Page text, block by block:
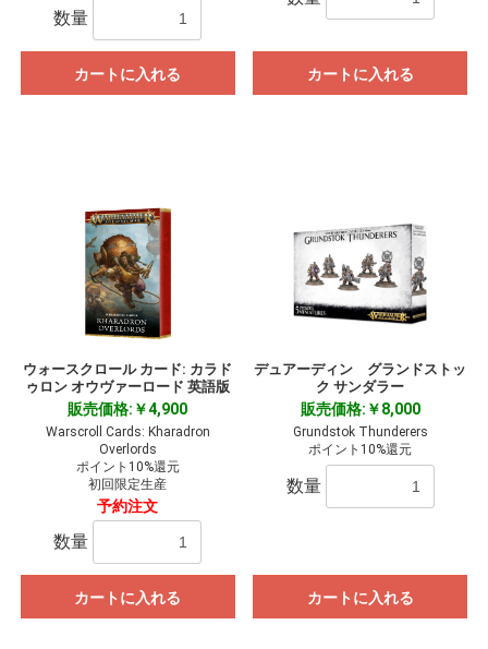
数量
カートに入れる カートに入れる
ウォースクロール カード: カラド
ゥロン オウヴァーロード 英語版
販売価格:￥4,900
Warscroll Cards: Kharadron
Overlords
ポイント10%還元
初回限定生産
予約注文
数量
カートに入れる
デュアーディン グランドストッ
ク サンダラー
販売価格:￥8,000
Grundstok Thunderers
ポイント10%還元
数量
カートに入れる